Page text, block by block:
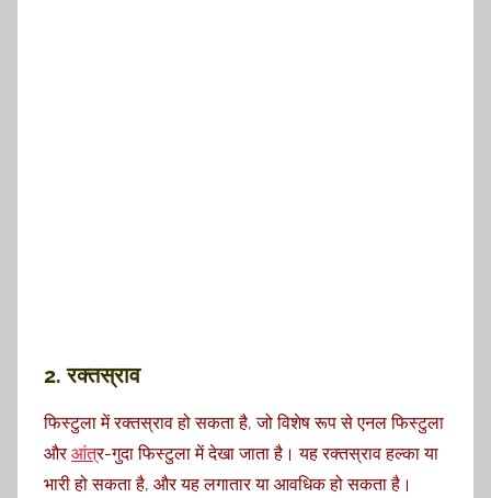
2. रक्तस्राव
फिस्टुला में रक्तस्राव हो सकता है, जो विशेष रूप से एनल फिस्टुला
औरआंत्र-गुदा फिस्टुला में देखा जाता है। यह रक्तस्राव हल्का या
भारी हो सकता है, और यह लगातार या आवधिक हो सकता है।